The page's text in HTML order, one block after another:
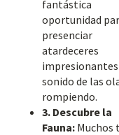
fantástica
oportunidad
presenciar
atardeceres
impresionantes
sonido de las
rompiendo.
3. Descubre la
Fauna: Muchos